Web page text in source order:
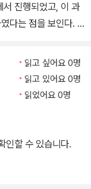
진행되었고, 이 과
다는 점을 보인다. 1
의 ‘불균
의 기원을 설명한
다. 이 장은 로젠버
, 30년전쟁의 기원
등성, 중앙정부-귀
불균등성 세 가지
읽고 싶어요 0명
읽고 있어요 0명
읽었어요 0명
인할 수 있습니다.